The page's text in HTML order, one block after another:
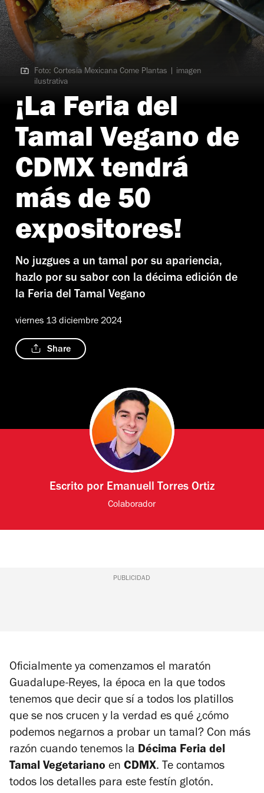
Foto: Cortesía Mexicana Come Plantas | imagen ilustrativa
Foto: Cortesía Mexicana Come Plantas | imagen
ilustrativa
¡La Feria del
Tamal Vegano de
CDMX tendrá
más de 50
expositores!
No juzgues a un tamal por su apariencia,
hazlo por su sabor con la décima edición de
la Feria del Tamal Vegano
viernes 13 diciembre 2024
Share
Escrito por Emanuell Torres Ortiz
Colaborador
PUBLICIDAD
Oficialmente ya comenzamos el maratón
Guadalupe-Reyes, la época en la que todos
tenemos que decir que sí a todos los platillos
que se nos crucen y la verdad es qué ¿cómo
podemos negarnos a probar un tamal? Con más
razón cuando tenemos la Décima Feria del
Tamal Vegetariano en CDMX. Te contamos
todos los detalles para este festín glotón.